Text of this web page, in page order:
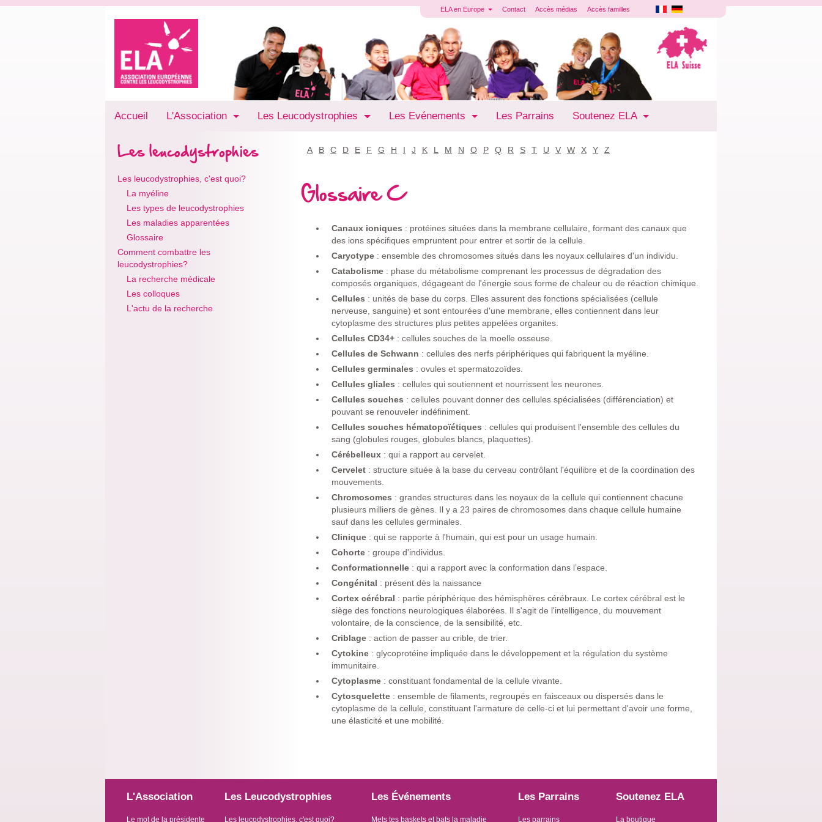
ELA en Europe Contact Accès médias Accès familles
Accueil L'Association Les Leucodystrophies Les Evénements Les Parrains Soutenez ELA
Les leucodystrophies
Les leucodystrophies, c'est quoi?
La myéline
Les types de leucodystrophies
Les maladies apparentées
Glossaire
Comment combattre les
leucodystrophies?
La recherche médicale
Les colloques
L'actu de la recherche
A B C D E F G H I J K L M N O P Q R S T U V W X Y Z
Glossaire C
Canaux ioniques : protéines situées dans la membrane cellulaire, formant des canaux que
des ions spécifiques empruntent pour entrer et sortir de la cellule.
Caryotype : ensemble des chromosomes situés dans les noyaux cellulaires d'un individu.
Catabolisme : phase du métabolisme comprenant les processus de dégradation des
composés organiques, dégageant de l'énergie sous forme de chaleur ou de réaction chimique.
Cellules : unités de base du corps. Elles assurent des fonctions spécialisées (cellule
nerveuse, sanguine) et sont entourées d'une membrane, elles contiennent dans leur
cytoplasme des structures plus petites appelées organites.
Cellules CD34+: cellules souches de la moelle osseuse.
Cellules de Schwann : cellules des nerfs périphériques qui fabriquent la myéline.
Cellules germinales : ovules et spermatozoïdes.
Cellules gliales : cellules qui soutiennent et nourrissent les neurones.
Cellules souches : cellules pouvant donner des cellules spécialisées (différenciation) et
pouvant se renouveler indéfiniment.
Cellules souches hématopoïétiques : cellules qui produisent l'ensemble des cellules du
sang (globules rouges, globules blancs, plaquettes).
Cérébelleux : qui a rapport au cervelet.
Cervelet : structure située à la base du cerveau contrôlant l'équilibre et de la coordination des
mouvements.
Chromosomes : grandes structures dans les noyaux de la cellule qui contiennent chacune
plusieurs milliers de gènes. Il y a 23 paires de chromosomes dans chaque cellule humaine
sauf dans les cellules germinales.
Clinique : qui se rapporte à l'humain, qui est pour un usage humain.
Cohorte : groupe d'individus.
Conformationnelle : qui a rapport avec la conformation dans l’espace.
Congénital : présent dès la naissance
Cortex cérébral : partie périphérique des hémisphères cérébraux. Le cortex cérébral est le
siège des fonctions neurologiques élaborées. Il s'agit de l'intelligence, du mouvement
volontaire, de la conscience, de la sensibilité, etc.
Criblage : action de passer au crible, de trier.
Cytokine : glycoprotéine impliquée dans le développement et la régulation du système
immunitaire.
Cytoplasme : constituant fondamental de la cellule vivante.
Cytosquelette : ensemble de filaments, regroupés en faisceaux ou dispersés dans le
cytoplasme de la cellule, constituant l'armature de celle-ci et lui permettant d'avoir une forme,
une élasticité et une mobilité.
L'Association
Le mot de la présidente
Les Leucodystrophies
Les leucodystrophies, c'est quoi?
Les Événements
Mets tes baskets et bats la maladie
Les Parrains
Les parrains
Soutenez ELA
La boutique